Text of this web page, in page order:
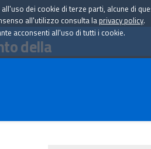
della
dei cookie di terze parti, alcune di
all'utilizzo consulta la privacy policy.
acconsenti all'uso di tutti i cookie.